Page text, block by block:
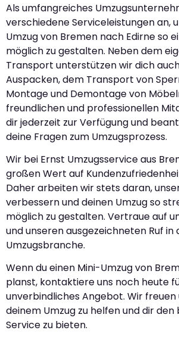
Als umfangreiches
verschiedene Serviceleistungen an,
Umzug von Bremen nach Edirne so
möglich zu gestalten. Neben dem
Transport unterstützen wir dich
Auspacken, dem Transport von
Montage und Demontage von
freundlichen und professionellen
dir jederzeit zur Verfügung und
deine Fragen zum Umzugsprozess.
Wir bei Ernst Umzugsservice aus
großen Wert auf
Daher arbeiten wir stets daran,
verbessern und deinen Umzug so
möglich zu gestalten. Vertraue auf
und unseren ausgezeichneten Ruf in
Umzugsbranche.
Wenn du einen Mini-Umzug von
planst, kontaktiere uns noch heute
unverbindliches Angebot. Wir freuen
deinem Umzug zu helfen und dir
Service zu bieten.